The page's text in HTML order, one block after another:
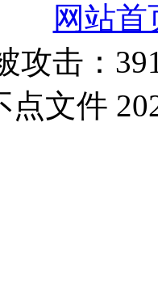
网站首
攻击：
点文件